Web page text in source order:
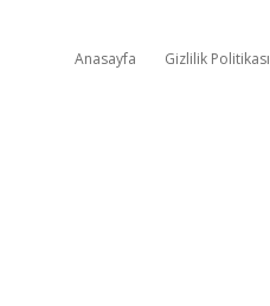
Anasayfa Gizlilik Politikası